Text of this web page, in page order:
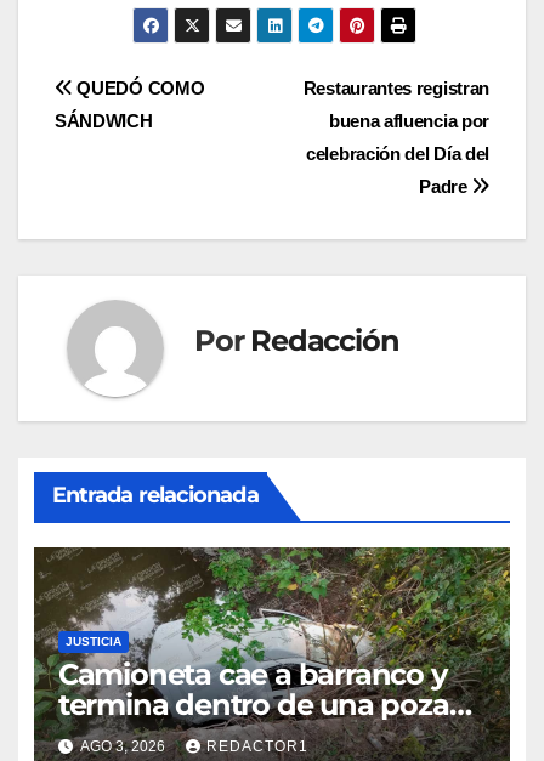
Navegación
Restaurantes registran
buena afluencia por
celebración del Día del
Padre
QUEDÓ COMO
SÁNDWICH
Por Redacción
Entrada relacionada
JUSTICIA
Camioneta cae a barranco y
termina dentro de una poza
en Coatzintla; conductor sale
AGO 3, 2026 REDACTOR1